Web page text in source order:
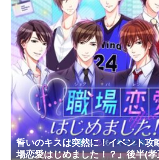
誓いのキスは突然に！イベント
場恋愛はじめました！？』後半(孝